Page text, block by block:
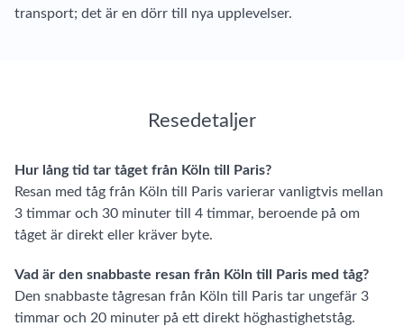
transport; det är en dörr till nya upplevelser.
Resedetaljer
Hur lång tid tar tåget från Köln till Paris?
Resan med tåg från Köln till Paris varierar vanligtvis mellan
3 timmar och 30 minuter till 4 timmar, beroende på om
tåget är direkt eller kräver byte.
Vad är den snabbaste resan från Köln till Paris med tåg?
Den snabbaste tågresan från Köln till Paris tar ungefär 3
timmar och 20 minuter på ett direkt höghastighetståg.